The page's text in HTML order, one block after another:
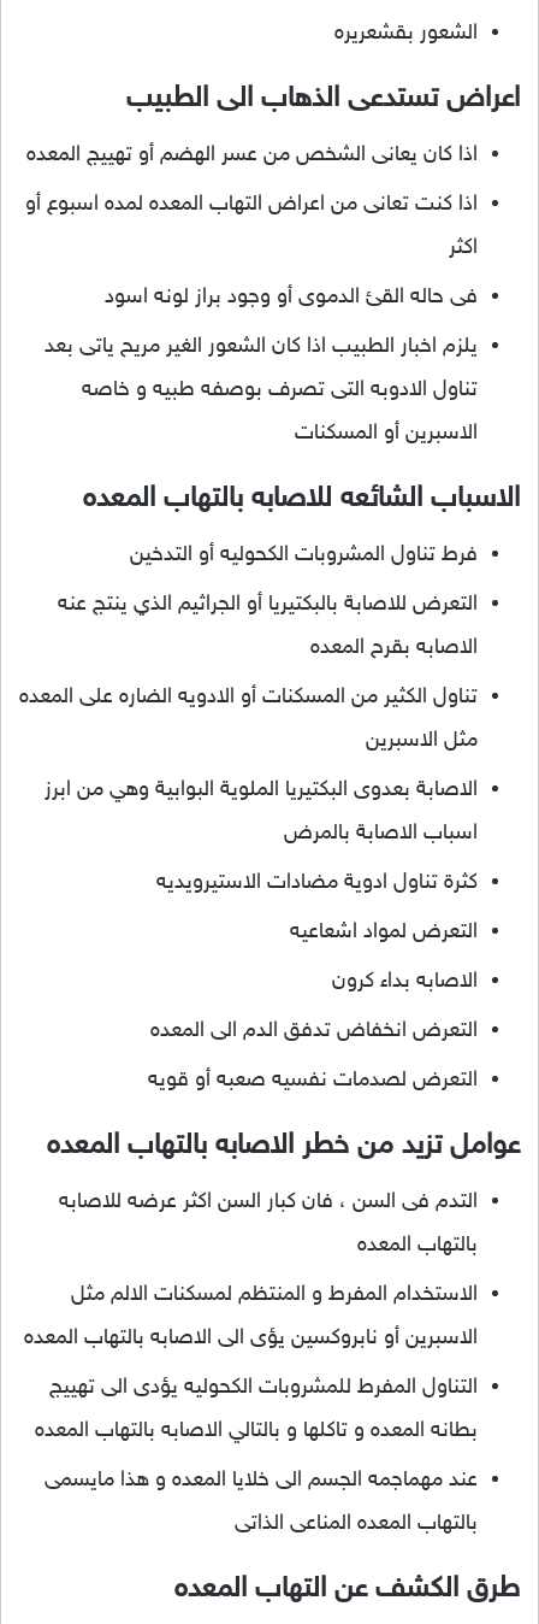
الشعور بقشعريره
اعراض تستدعى الذهاب الى الطبيب
اذا كان يعانى الشخص من عسر الهضم أو تهييج المعده
اذا كنت تعانى من اعراض التهاب المعده لمده اسبوع أو
اكثر
فى حاله القئ الدموى أو وجود براز لونه اسود
يلزم اخبار الطبيب اذا كان الشعور الغير مريح ياتى بعد
تناول الادوبه التى تصرف بوصفه طبيه و خاصه
الاسبرين أو المسكنات
الاسباب الشائعه للاصابه بالتهاب المعده
فرط تناول المشروبات الكحوليه أو التدخين
التعرض للاصابة بالبكتيريا أو الجراثيم الذي ينتج عنه
الاصابه بقرح المعده
تناول الكثير من المسكنات أو الادويه الضاره على المعده
مثل الاسبرين
الاصابة بعدوى البكتيريا الملوية البوابية وهي من ابرز
اسباب الاصابة بالمرض
كثرة تناول ادوية مضادات الاستيرويديه
التعرض لمواد اشعاعيه
الاصابه بداء كرون
التعرض انخفاض تدفق الدم الى المعده
التعرض لصدمات نفسيه صعبه أو قويه
عوامل تزيد من خطر الاصابه بالتهاب المعده
التدم فى السن ، فان كبار السن اكثر عرضه للاصابه
بالتهاب المعده
الاستخدام المفرط و المنتظم لمسكنات الالم مثل
الاسبرين أو نابروكسين يؤى الى الاصابه بالتهاب المعده
التناول المفرط للمشروبات الكحوليه يؤدى الى تهييج
بطانه المعده و تاكلها و بالتالي الاصابه بالتهاب المعده
عند مهماجمه الجسم الى خلايا المعده و هذا مايسمى
بالتهاب المعده المناعى الذاتى
طرق الكشف عن التهاب المعده